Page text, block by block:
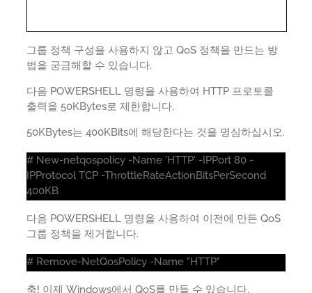
그룹 정책 구성을 사용하지 않고 QoS 정책을 만드는 방
법을 궁금해할 수 있습니다.
다음 POWERSHELL 명령을 사용하여 HTTP 프로토콜
출력을 50KBytes로 제한합니다.
50KBytes는 400KBits에 해당한다는 것을 명심하십시오.
# New-netqospolicy -Name 'HTTP' -IPPort 80 -
IPProtocol TCP -ThrottleRateActionBitsPerSecond
400KB
다음 POWERSHELL 명령을 사용하여 이전에 만든 QoS
그룹 정책을 제거합니다.
# Remove-NetQosPolicy -Name "HTTP"
축! 이제 Windows에서 QoS를 만들 수 있습니다.